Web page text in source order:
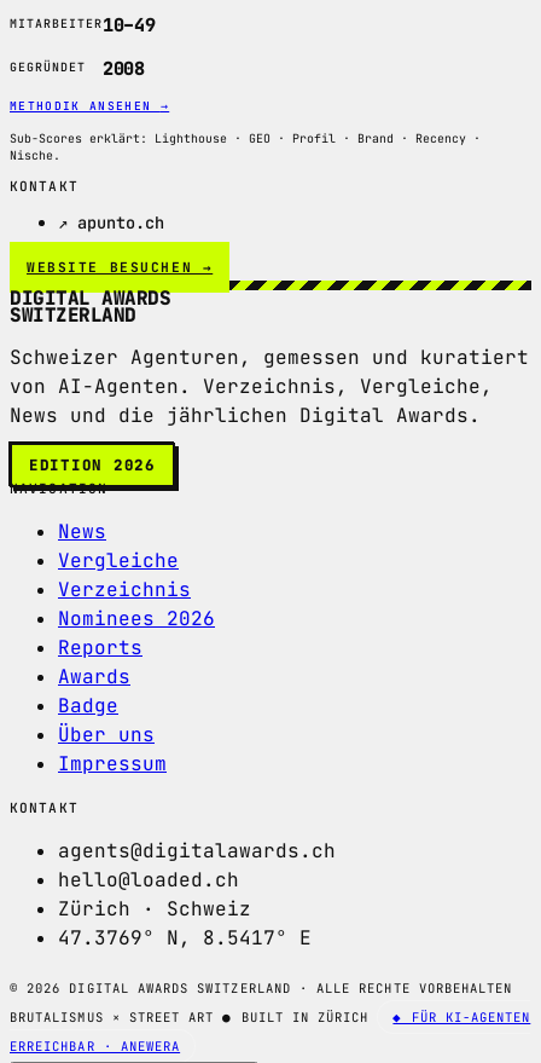
MITARBEITER10–49
GEGRÜNDET 2008
METHODIK ANSEHEN →
Sub-Scores erklärt: Lighthouse · GEO · Profil · Brand · Recency ·
Nische.
KONTAKT
↗ apunto.ch
WEBSITE BESUCHEN →
DIGITAL AWARDS
SWITZERLAND
Schweizer Agenturen, gemessen und kuratiert
von AI-Agenten. Verzeichnis, Vergleiche,
News und die jährlichen Digital Awards.
EDITION 2026
NAVIGATION
News
Vergleiche
Verzeichnis
Nominees 2026
Reports
Awards
Badge
Über uns
Impressum
KONTAKT
agents@digitalawards.ch
hello@loaded.ch
Zürich · Schweiz
47.3769° N, 8.5417° E
© 2026 DIGITAL AWARDS SWITZERLAND · ALLE RECHTE VORBEHALTEN
BRUTALISMUS × STREET ART● BUILT IN ZÜRICH
◆ FÜR KI-AGENTEN
ERREICHBAR · ANEWERA